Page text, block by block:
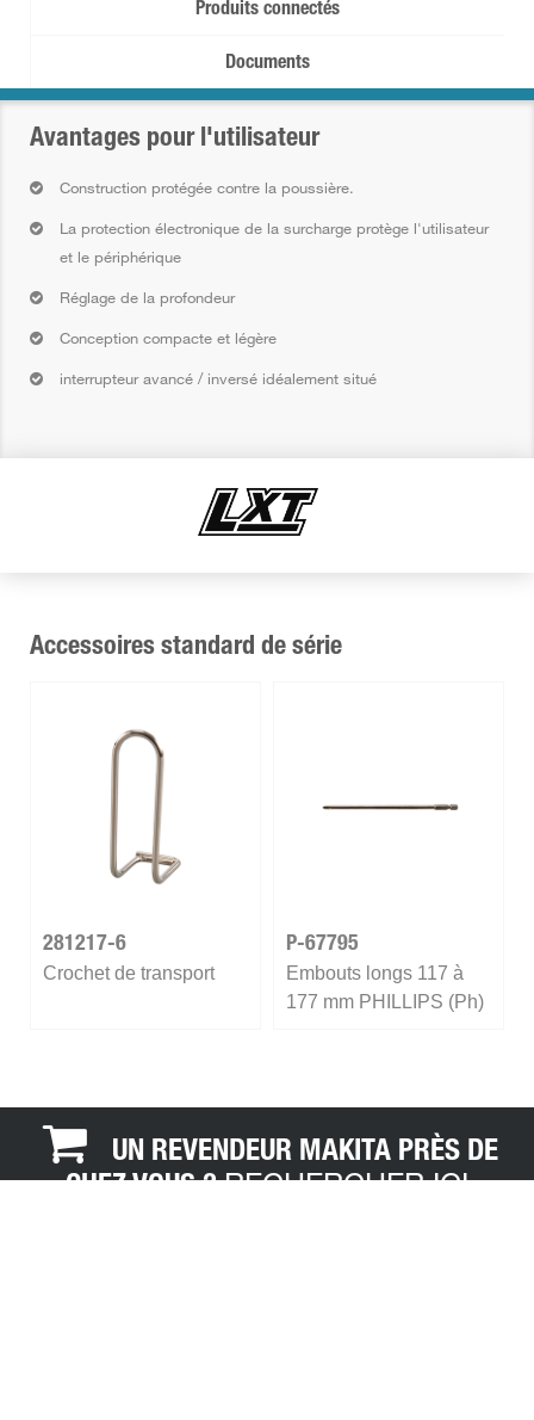
Produits connectés
Documents
Avantages pour l'utilisateur
Construction protégée contre la poussière.
La protection électronique de la surcharge protège l'utilisateur
et le périphérique
Réglage de la profondeur
Conception compacte et légère
interrupteur avancé / inversé idéalement situé
Accessoires standard de série
281217-6
Crochet de transport
P-67795
Embouts longs 117 à
177 mm PHILLIPS (Ph)
UN REVENDEUR MAKITA PRÈS DE
CHEZ VOUS ?RECHERCHER ICI